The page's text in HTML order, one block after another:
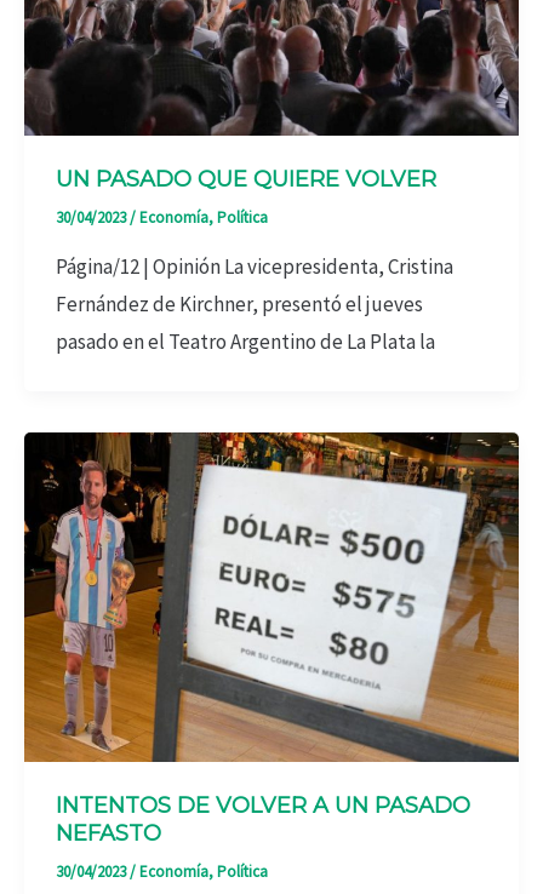
UN PASADO QUE QUIERE VOLVER
30/04/2023/Economía,Política
Página/12 | Opinión La vicepresidenta, Cristina
Fernández de Kirchner, presentó el jueves
pasado en el Teatro Argentino de La Plata la
INTENTOS DE VOLVER A UN PASADO
NEFASTO
30/04/2023/Economía,Política